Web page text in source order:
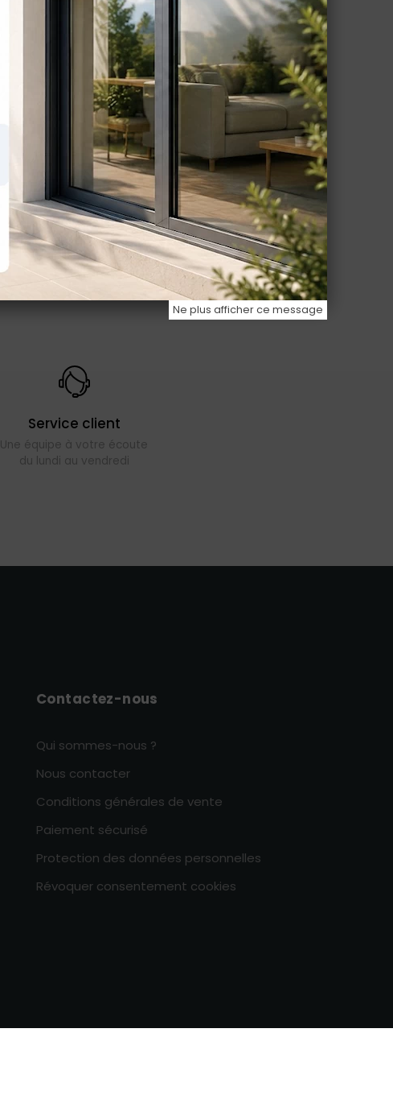
Service client
Une équipe à votre écoute
du lundi au vendredi
Contactez-nous
Qui sommes-nous ?
Nous contacter
Conditions générales de vente
Paiement sécurisé
Protection des données personnelles
Révoquer consentement cookies
Ne plus afficher ce message